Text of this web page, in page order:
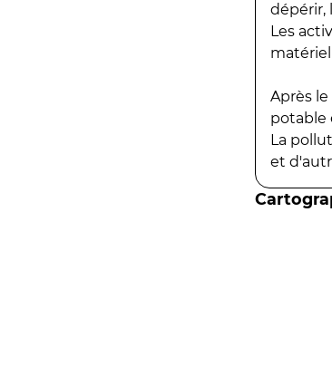
dépérir,
Les
Après
potable
La
et